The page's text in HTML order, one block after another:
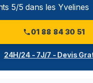
5/5 dans les Yvelines
01 88 84 30 51
24H/24 - 7J/7 - Devis